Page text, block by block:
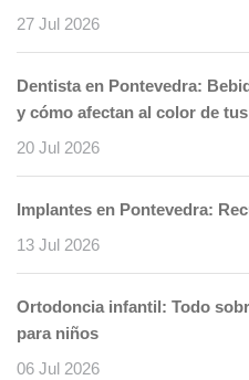
27 Jul 2026
Dentista en Pontevedra:
y cómo afectan al color de
20 Jul 2026
Implantes en Pontevedra:
13 Jul 2026
Ortodoncia infantil: Todo
para niños
06 Jul 2026